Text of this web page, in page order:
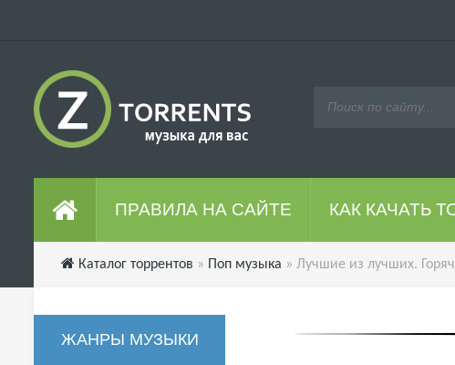
ПРАВИЛА НА САЙТЕ КАК КАЧАТЬ
Каталог торрентов » Поп музыка » Лучшие из лучших.
ЖАНРЫ МУЗЫКИ